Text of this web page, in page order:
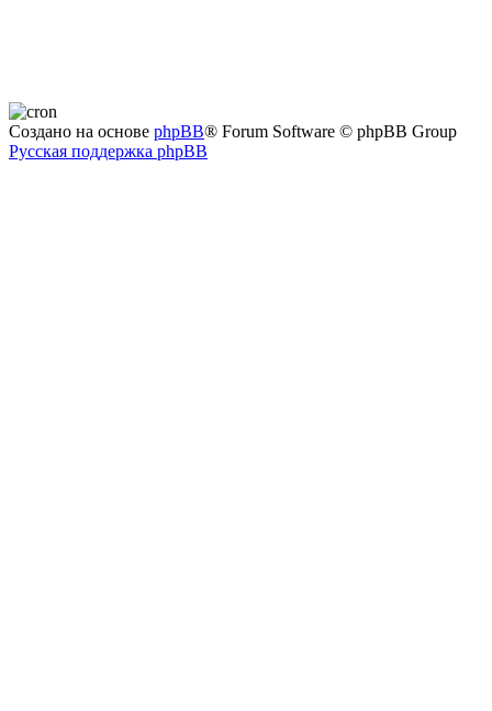
Создано на основе phpBB® Forum Software © phpBB Group
Русская поддержка phpBB